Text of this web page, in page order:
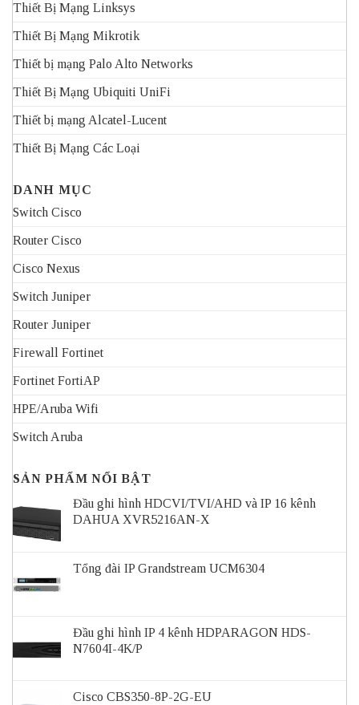
Thiết Bị Mạng Linksys
Thiết Bị Mạng Mikrotik
Thiết bị mạng Palo Alto Networks
Thiết Bị Mạng Ubiquiti UniFi
Thiết bị mạng Alcatel-Lucent
Thiết Bị Mạng Các Loại
DANH MỤC
Switch Cisco
Router Cisco
Cisco Nexus
Switch Juniper
Router Juniper
Firewall Fortinet
Fortinet FortiAP
HPE/Aruba Wifi
Switch Aruba
SẢN PHẨM NỔI BẬT
Đầu ghi hình HDCVI/TVI/AHD và IP 16 kênh
DAHUA XVR5216AN-X
Tổng đài IP Grandstream UCM6304
Đầu ghi hình IP 4 kênh HDPARAGON HDS-
N7604I-4K/P
Cisco CBS350-8P-2G-EU